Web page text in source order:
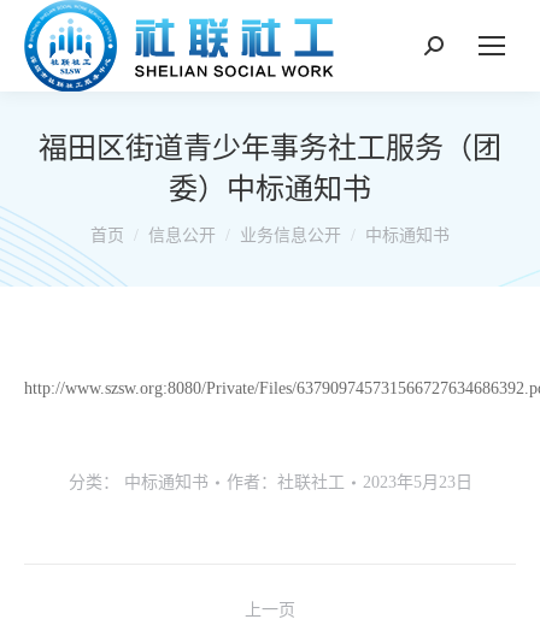
搜
福田区街道青少年事务社工服务（团
委）中标通知书
你在这里：
首页 信息公开 业务信息公开 中标通知书
http://www.szsw.org:8080/Private/Files/
分类： 中标通知书 作者： 社联社工 2023年5月23日
上一页